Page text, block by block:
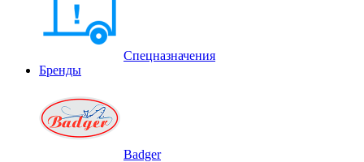
Спецназначения
Бренды
Badger